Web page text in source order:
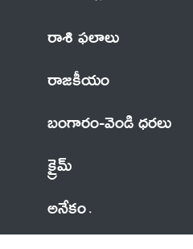
రాశి ఫలాలు
రాజకీయం
బంగారం-వెండి ధరలు
క్రైమ్
అనేకం